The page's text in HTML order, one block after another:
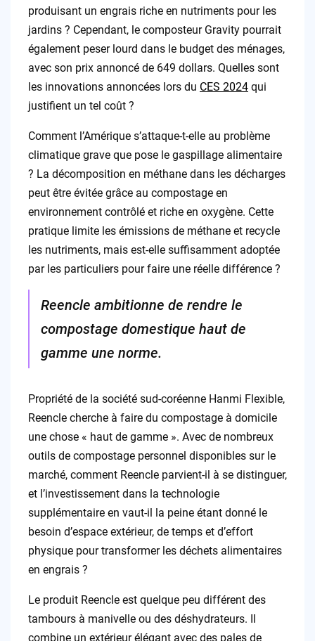
produisant un engrais riche en nutriments pour les
jardins ? Cependant, le composteur Gravity pourrait
également peser lourd dans le budget des ménages,
avec son prix annoncé de 649 dollars. Quelles sont
les innovations annoncées lors du CES 2024qui
justifient un tel coût ?
Comment l’Amérique s’attaque-t-elle au problème
climatique grave que pose le gaspillage alimentaire
? La décomposition en méthane dans les décharges
peut être évitée grâce au compostage en
environnement contrôlé et riche en oxygène. Cette
pratique limite les émissions de méthane et recycle
les nutriments, mais est-elle suffisamment adoptée
par les particuliers pour faire une réelle différence ?
Reencle ambitionne de rendre le
compostage domestique haut de
gamme une norme.
Propriété de la société sud-coréenne Hanmi Flexible,
Reencle cherche à faire du compostage à domicile
une chose « haut de gamme ». Avec de nombreux
outils de compostage personnel disponibles sur le
marché, comment Reencle parvient-il à se distinguer,
et l’investissement dans la technologie
supplémentaire en vaut-il la peine étant donné le
besoin d’espace extérieur, de temps et d’effort
physique pour transformer les déchets alimentaires
en engrais ?
Le produit Reencle est quelque peu différent des
tambours à manivelle ou des déshydrateurs. Il
combine un extérieur élégant avec des pales de